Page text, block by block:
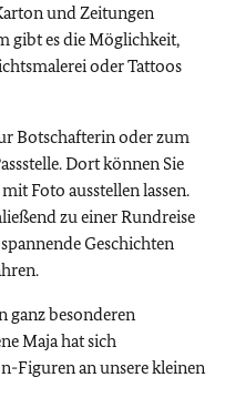
und Zeitungen
gibt es die Möglichkeit,
oder Tattoos
Botschafterin oder zum
Dort können Sie
Foto ausstellen lassen.
zu einer Rundreise
Geschichten
ganz besonderen
Maja hat sich
Figuren an unsere kleinen